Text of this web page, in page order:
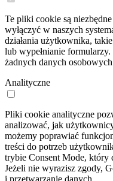
Te pliki cookie są
wyłączyć w naszych
działania użytkownika,
lub wypełnianie
żadnych danych
Analityczne
Pliki cookie analityczne
analizować, jak
możemy poprawiać
treści do potrzeb
trybie Consent Mode, który
Jeżeli nie wyrazisz zgody,
i przetwarzanie danych.